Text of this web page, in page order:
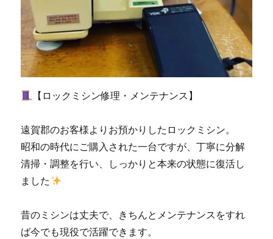
ン
倉
の
お
客
様
ご
依
【ロックミシン修理・メンテナンス】
遠賀郡のお客様よりお預かりしたロックミシン。
昭和の時代にご購入された一台ですが、丁寧に分解
清掃・調整を行い、しっかりと本来の状態に復活し
ました
昔のミシンは丈夫で、きちんとメンテナンスをすれ
ば今でも現役で活躍できます。